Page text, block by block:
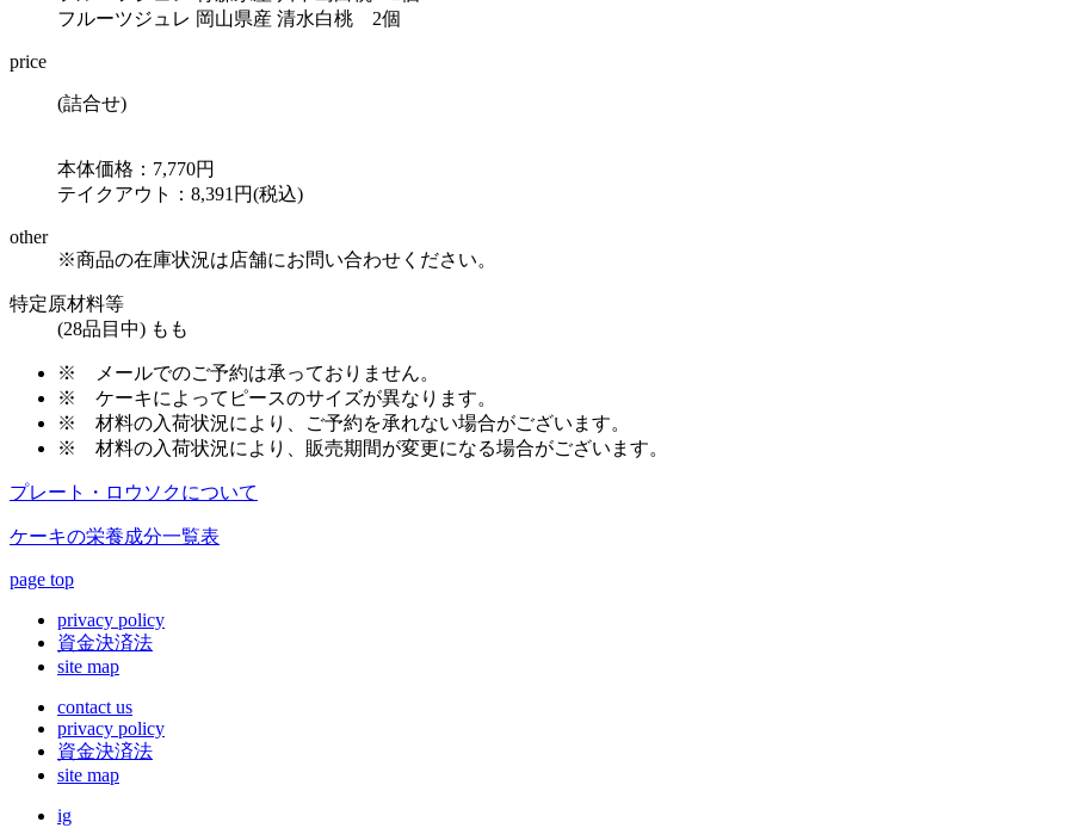
フルーツジュレ 岡山県産 清水白桃 2個
price
(詰合せ)
本体価格：7,770円
テイクアウト：8,391円(税込)
other
※商品の在庫状況は店舗にお問い合わせください。
特定原材料等
(28品目中) もも
※
メールでのご予約は承っておりません。
※ ケーキによってピースのサイズが異なります。
※ 材料の入荷状況により、ご予約を承れない場合がございます。
※ 材料の入荷状況により、販売期間が変更になる場合がございます。
プレート・ロウソクについて
ケーキの栄養成分一覧表
page top
privacy policy
資金決済法
site map
contact us
privacy policy
資金決済法
site map
ig